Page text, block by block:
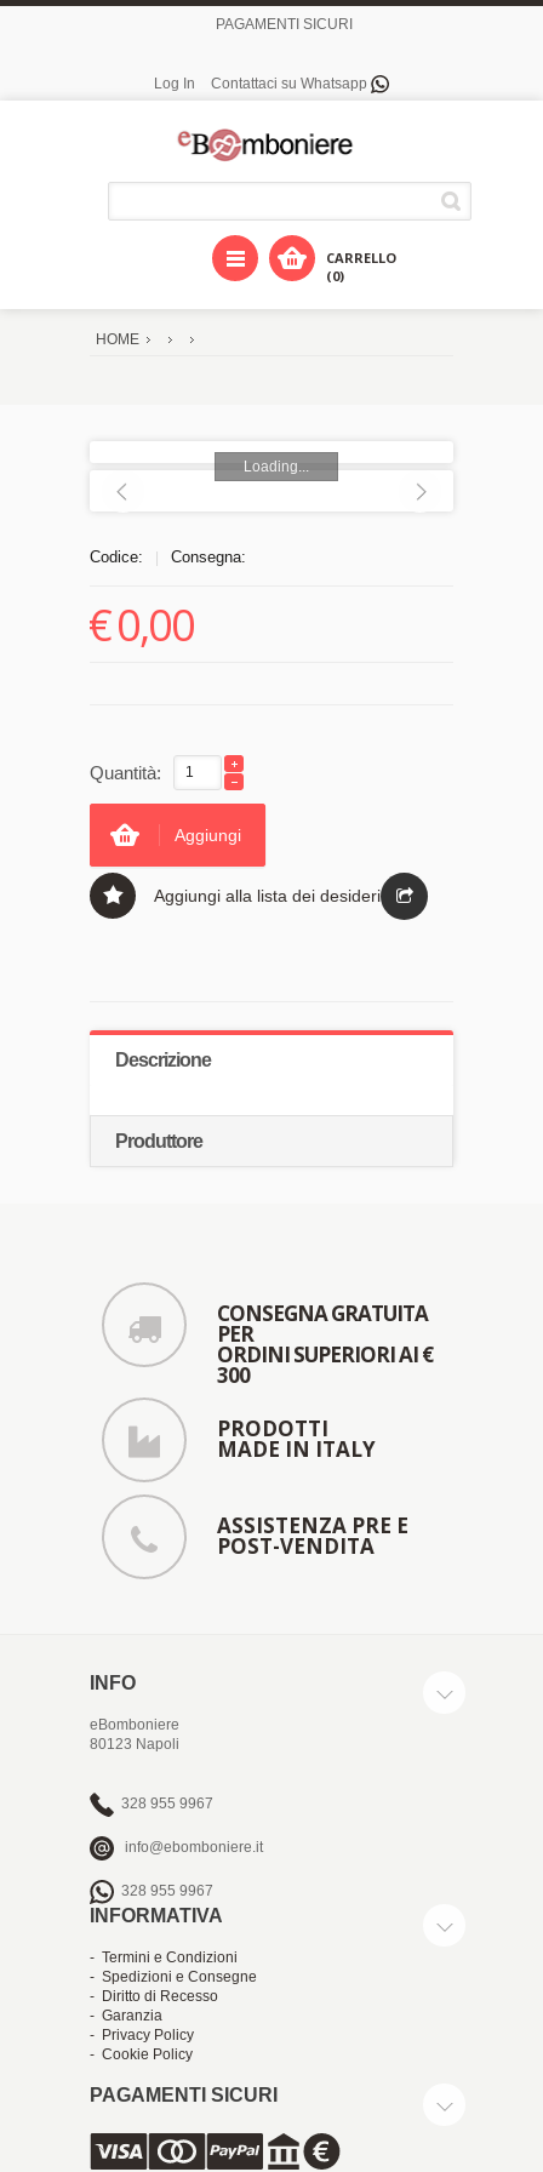
PAGAMENTI SICURI
Log In Contattaci su Whatsapp
CARRELLO
(0)
HOME
Loading...
Codice: Consegna:
€0,00
Quantità:
Aggiungi
Aggiungi alla lista dei desideri
Descrizione
Produttore
CONSEGNA GRATUITA
PER
ORDINI SUPERIORI AI €
300
PRODOTTI
MADE IN ITALY
ASSISTENZA PRE E
POST-VENDITA
INFO
eBomboniere
80123 Napoli
328 955 9967
info@ebomboniere.it
328 955 9967
INFORMATIVA
- Termini e Condizioni
- Spedizioni e Consegne
- Diritto di Recesso
- Garanzia
- Privacy Policy
- Cookie Policy
PAGAMENTI SICURI